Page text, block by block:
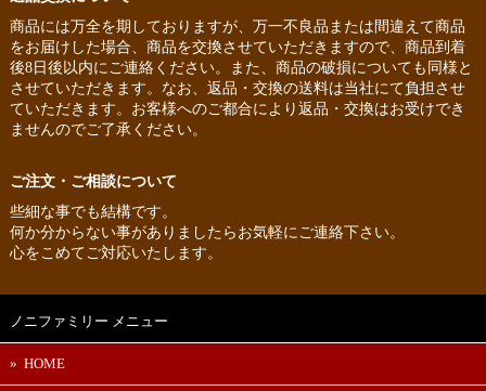
商品には万全を期しておりますが、万一不良品または間違えて商品
をお届けした場合、商品を交換させていただきますので、商品到着
後8日後以内にご連絡ください。また、商品の破損についても同様と
させていただきます。なお、返品・交換の送料は当社にて負担させ
ていただきます。お客様へのご都合により返品・交換はお受けでき
ませんのでご了承ください。
ご注文・ご相談について
些細な事でも結構です。
何か分からない事がありましたらお気軽にご連絡下さい。
心をこめてご対応いたします。
ノニファミリー メニュー
HOME